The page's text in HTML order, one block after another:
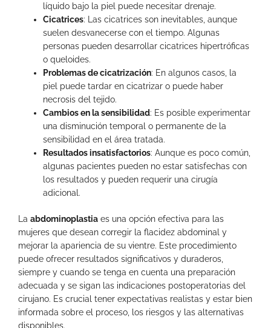
líquido bajo la piel puede necesitar drenaje.
Cicatrices: Las cicatrices son inevitables, aunque
suelen desvanecerse con el tiempo. Algunas
personas pueden desarrollar cicatrices hipertróficas
o queloides.
Problemas de cicatrización: En algunos casos, la
piel puede tardar en cicatrizar o puede haber
necrosis del tejido.
Cambios en la sensibilidad: Es posible experimentar
una disminución temporal o permanente de la
sensibilidad en el área tratada.
Resultados insatisfactorios: Aunque es poco común,
algunas pacientes pueden no estar satisfechas con
los resultados y pueden requerir una cirugía
adicional.
La abdominoplastia es una opción efectiva para las
mujeres que desean corregir la flacidez abdominal y
mejorar la apariencia de su vientre. Este procedimiento
puede ofrecer resultados significativos y duraderos,
siempre y cuando se tenga en cuenta una preparación
adecuada y se sigan las indicaciones postoperatorias del
cirujano. Es crucial tener expectativas realistas y estar bien
informada sobre el proceso, los riesgos y las alternativas
disponibles.